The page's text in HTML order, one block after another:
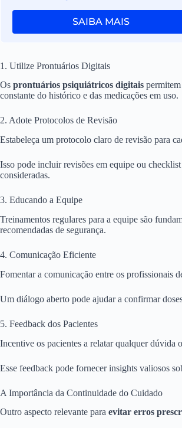
SAIBA MAIS
1. Utilize Prontuários Digitais
Os prontuários psiquiátricos digitais
constante do histórico e das medicações em uso.
2. Adote Protocolos de Revisão
Estabeleça um protocolo claro de revisão para
Isso pode incluir revisões em equipe ou
consideradas.
3. Educando a Equipe
Treinamentos regulares para a equipe são
recomendadas de segurança.
4. Comunicação Eficiente
Fomentar a comunicação entre os profissionais
Um diálogo aberto pode ajudar a confirmar
5. Feedback dos Pacientes
Incentive os pacientes a relatar qualquer dúvida
Esse feedback pode fornecer insights valiosos
A Importância da Continuidade do Cuidado
Outro aspecto relevante para evitar erros